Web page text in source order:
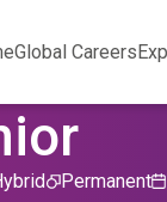
Global Careers
Permanent